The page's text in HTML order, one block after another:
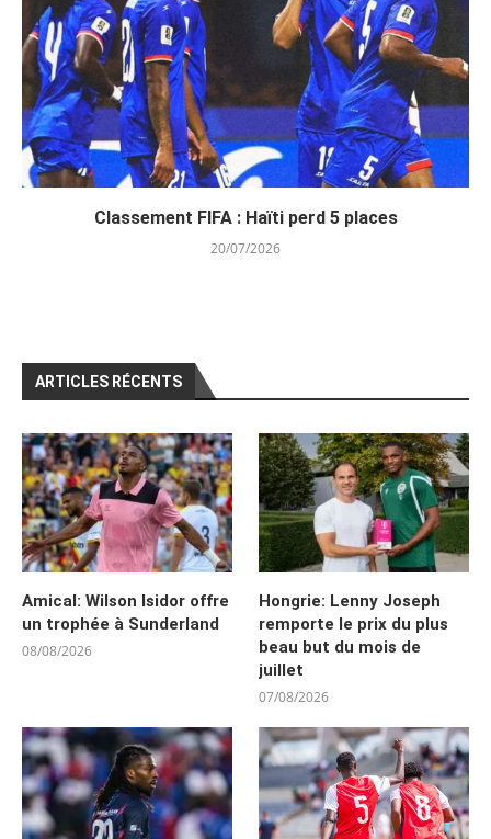
Classement FIFA : Haïti perd 5 places
20/07/2026
ARTICLES RÉCENTS
Amical: Wilson Isidor offre
un trophée à Sunderland
08/08/2026
Hongrie: Lenny Joseph
remporte le prix du plus
beau but du mois de
juillet
07/08/2026